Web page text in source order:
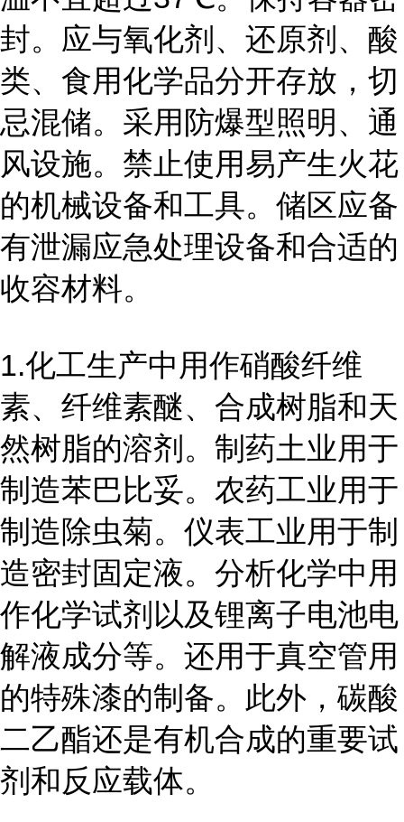
封。应与氧化剂、还原剂、酸
类、食用化学品分开存放，切
忌混储。采用防爆型照明、通
风设施。禁止使用易产生火花
的机械设备和工具。储区应备
有泄漏应急处理设备和合适的
收容材料。
1.化工生产中用作硝酸纤维
素、纤维素醚、合成树脂和天
然树脂的溶剂。制药土业用于
制造苯巴比妥。农药工业用于
制造除虫菊。仪表工业用于制
造密封固定液。分析化学中用
作化学试剂以及锂离子电池电
解液成分等。还用于真空管用
的特殊漆的制备。此外，碳酸
二乙酯还是有机合成的重要试
剂和反应载体。